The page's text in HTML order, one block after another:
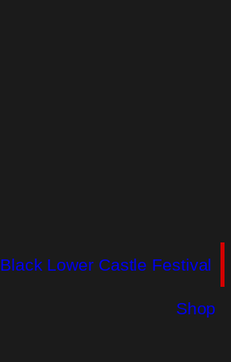
Black Lower Castle Festival
Shop